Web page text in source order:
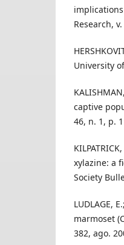
Research,
University
captive
46, n. 1, p.
xylazine: a
Society
LUDLAGE,
marmoset
382, ago.